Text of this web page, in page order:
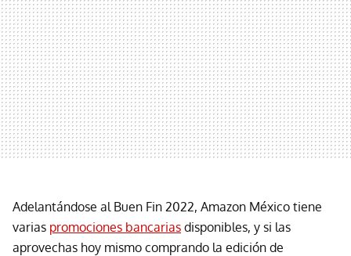
Adelantándose al Buen Fin 2022, Amazon México tiene
varias promociones bancarias disponibles, y si las
aprovechas hoy mismo comprando la edición de